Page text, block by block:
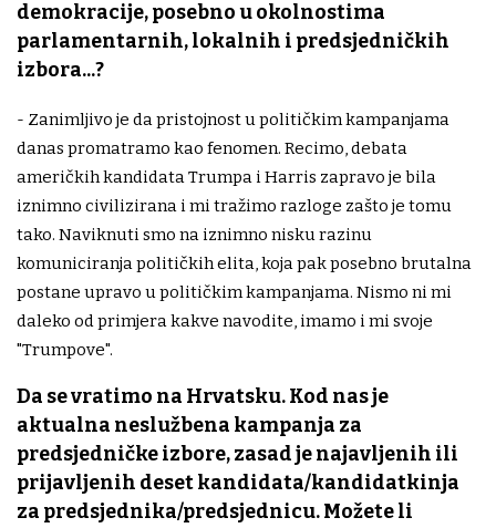
demokracije, posebno u okolnostima
parlamentarnih, lokalnih i predsjedničkih
izbora...?
- Zanimljivo je da pristojnost u političkim kampanjama
danas promatramo kao fenomen. Recimo, debata
američkih kandidata Trumpa i Harris zapravo je bila
iznimno civilizirana i mi tražimo razloge zašto je tomu
tako. Naviknuti smo na iznimno nisku razinu
komuniciranja političkih elita, koja pak posebno brutalna
postane upravo u političkim kampanjama. Nismo ni mi
daleko od primjera kakve navodite, imamo i mi svoje
"Trumpove".
Da se vratimo na Hrvatsku. Kod nas je
aktualna neslužbena kampanja za
predsjedničke izbore, zasad je najavljenih ili
prijavljenih deset kandidata/kandidatkinja
za predsjednika/predsjednicu. Možete li